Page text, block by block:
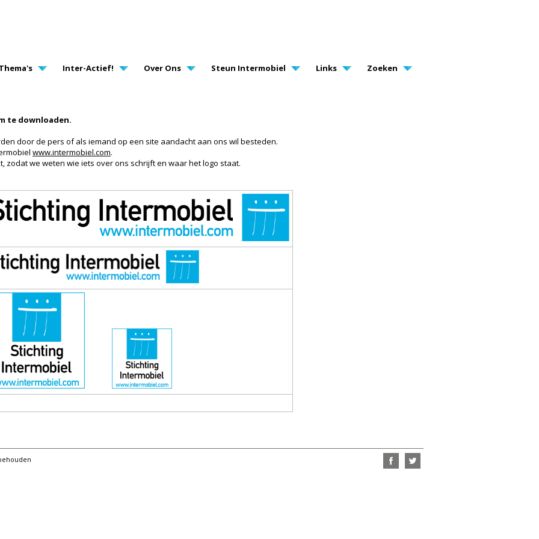
Inter-Actief! Over Ons Steun Intermobiel Links Zoeken
te downloaden.
door de pers of als iemand op een site aandacht aan ons wil besteden.
www.intermobiel.com.
zodat we weten wie iets over ons schrijft en waar het logo staat.